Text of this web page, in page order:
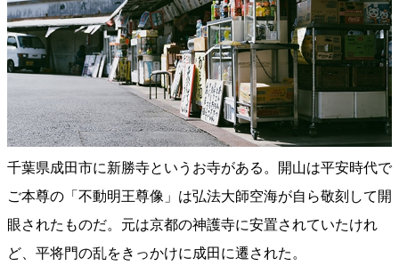
千葉県成田市に新勝寺というお寺がある。開山は平安時代で
ご本尊の「不動明王尊像」は弘法大師空海が自ら敬刻して開
眼されたものだ。元は京都の神護寺に安置されていたけれ
ど、平将門の乱をきっかけに成田に遷された。